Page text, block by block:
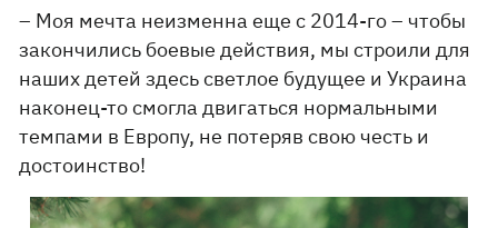
– Моя мечта неизменна еще с 2014-го – чтобы
закончились боевые действия, мы строили для
наших детей здесь светлое будущее и Украина
наконец-то смогла двигаться нормальными
темпами в Европу, не потеряв свою честь и
достоинство!